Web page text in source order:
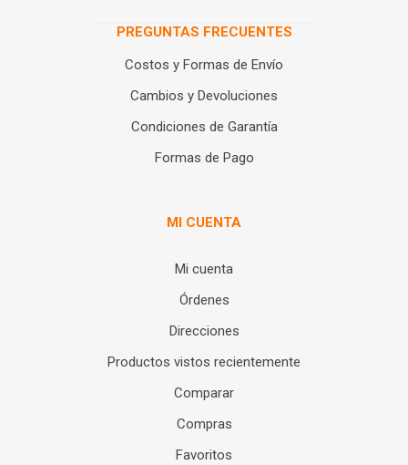
PREGUNTAS FRECUENTES
Costos y Formas de Envío
Cambios y Devoluciones
Condiciones de Garantía
Formas de Pago
MI CUENTA
Mi cuenta
Órdenes
Direcciones
Productos vistos recientemente
Comparar
Compras
Favoritos